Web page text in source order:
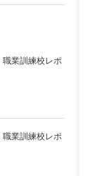
職業訓練校レポ
職業訓練校レポ